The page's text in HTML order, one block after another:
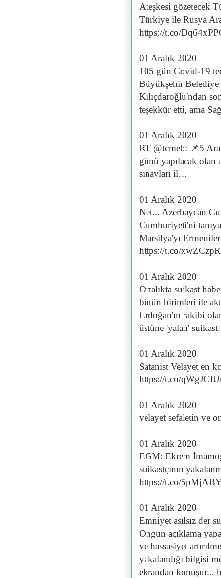
Ateşkesi gözetecek
Türkiye ile Rusya
https://t.co/
01 Aralık 2020
105 gün Covid-19
Büyükşehir Belediye
Kılıçdaroğlu'ndan
teşekkür etti, ama
01 Aralık 2020
RT @tcmeb: 📌5
günü yapılacak olan
sınavları il…
01 Aralık 2020
Net... Azerbaycan
Cumhuriyeti'ni
Marsilya'yı
https://t.co/
01 Aralık 2020
Ortalıkta suikast
bütün birimleri ile
Erdoğan'ın rakibi
üstüne 'yalan'
01 Aralık 2020
Satanist Velayet en
https://t.co/
01 Aralık 2020
velayet sefaletin ve
01 Aralık 2020
EGM: Ekrem
suikastçının
https://t.co/
01 Aralık 2020
Emniyet asılsız der
Ongun açıklama
ve hassasiyet
yakalandığı bilgisi
ekrandan konuşur...